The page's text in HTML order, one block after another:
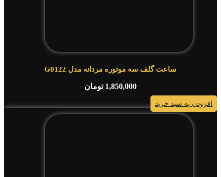
ساعت گلف سه موتوره مردانه مدل G0122
1,850,000 تومان
افزودن به سبد خرید